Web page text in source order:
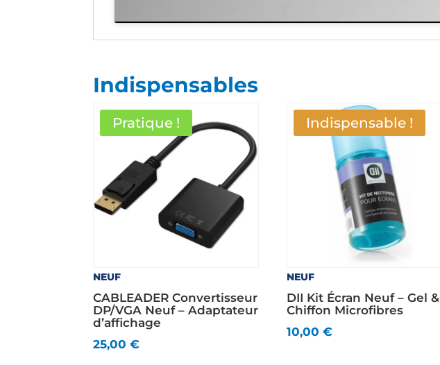
Indispensables
Pratique !
NEUF
CABLEADER Convertisseur
DP/VGA Neuf – Adaptateur
d’affichage
25,00€
Indispensable !
NEUF
DII Kit Écran Neuf – Gel &
Chiffon Microfibres
10,00€